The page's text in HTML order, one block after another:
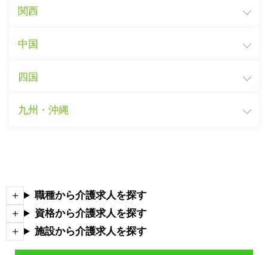
関西
中国
四国
九州・沖縄
職種から介護求人を探す
資格から介護求人を探す
施設から介護求人を探す